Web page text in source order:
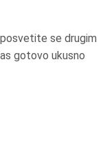
se drugim
gotovo ukusno